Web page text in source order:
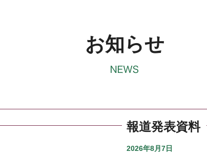
お知らせ
報道発表資料
2026年8月7日